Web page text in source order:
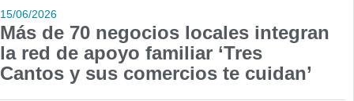
15/06/2026
Más de 70 negocios locales integran
la red de apoyo familiar ‘Tres
Cantos y sus comercios te cuidan’